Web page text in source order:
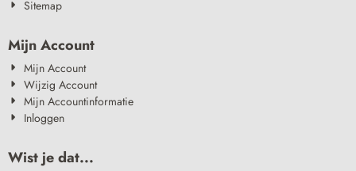
Sitemap
Mijn Account
Mijn Account
Wijzig Account
Mijn Accountinformatie
Inloggen
Wist je dat...